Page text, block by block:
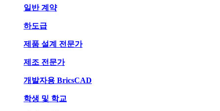
일반 계약
하도급
제품 설계 전문가
제조 전문가
개발자용 BricsCAD
학생 및 학교